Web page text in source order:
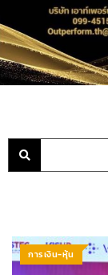
การเงิน-หุ้น